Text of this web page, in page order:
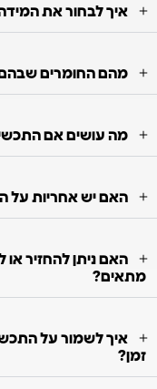
איך לבחור את
מהם החומרים
מה עושים אם
האם יש אחריות על
האם ניתן להחזיר
מתאים?
איך לשמור על
זמן?